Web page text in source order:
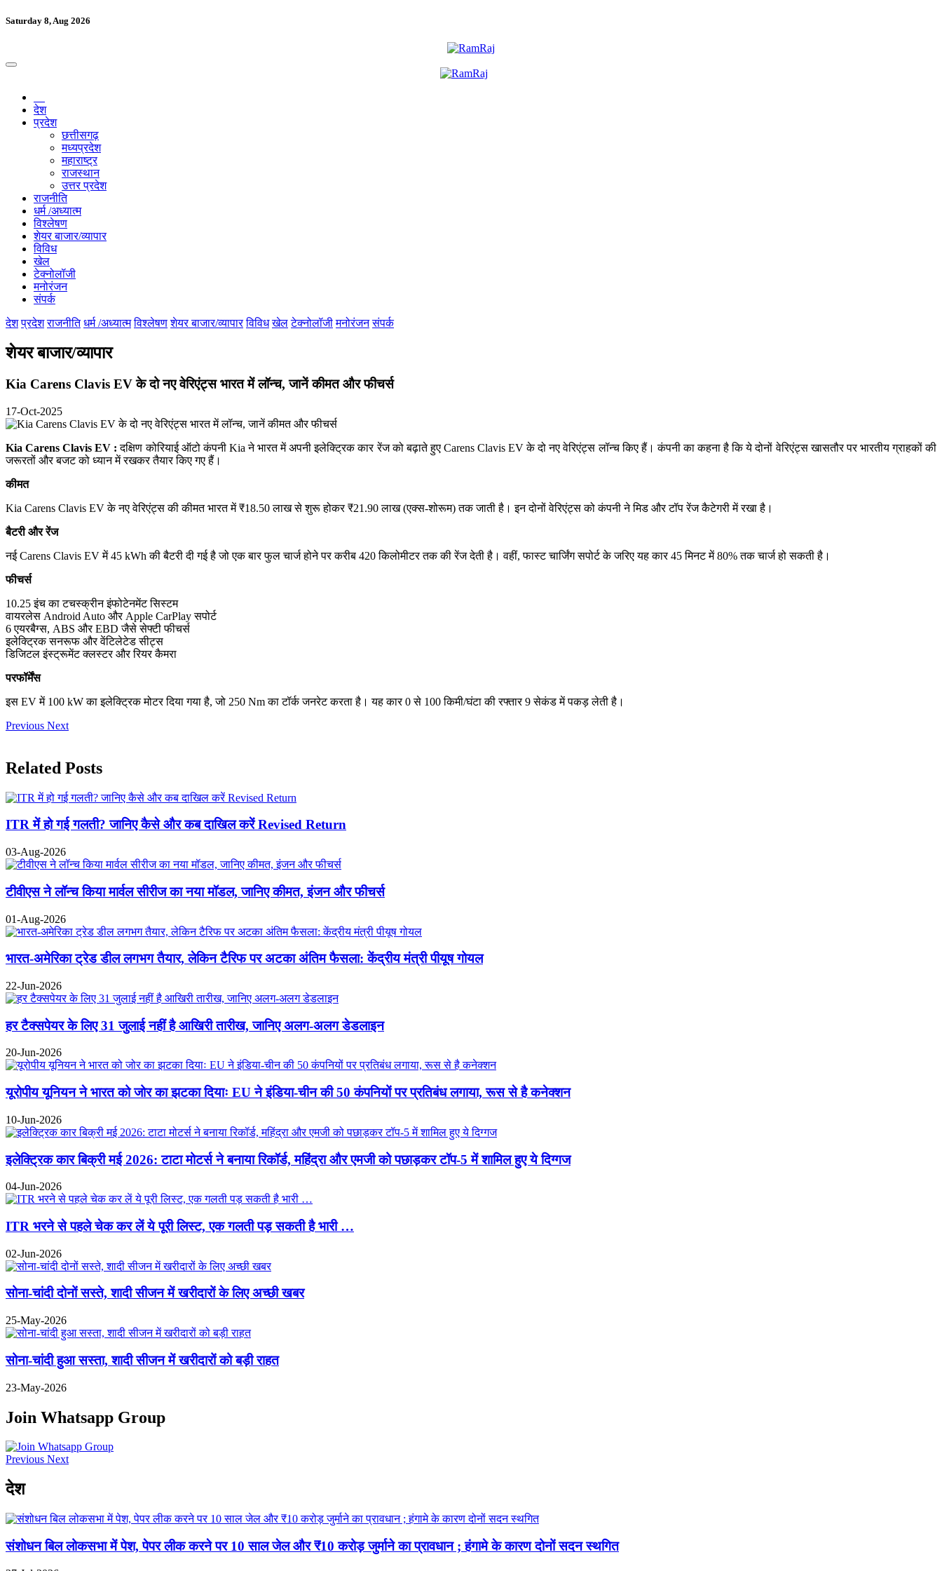
Saturday 8, Aug 2026
देश
प्रदेश
छत्तीसगढ़
मध्यप्रदेश
महाराष्ट्र
राजस्थान
उत्तर प्रदेश
राजनीति
धर्म /अध्यात्म
विश्लेषण
शेयर बाजार/व्यापार
विविध
खेल
टेक्नोलॉजी
मनोरंजन
संपर्क
देश प्रदेश राजनीति धर्म /अध्यात्म विश्लेषण शेयर बाजार/व्यापार विविध खेल टेक्नोलॉजी मनोरंजन संपर्क
शेयर बाजार/व्यापार
Kia Carens Clavis EV के दो नए वेरिएंट्स भारत में लॉन्च, जानें कीमत और फीचर्स
17-Oct-2025
Kia Carens Clavis EV : दक्षिण कोरियाई ऑटो कंपनी Kia ने भारत में अपनी इलेक्ट्रिक कार रेंज को बढ़ाते हुए Carens Clavis EV के दो नए वेरिएंट्स लॉन्च किए हैं। कंपनी का कहना है कि ये दोनों वेरिएंट्स खासतौर पर भारतीय ग्राहकों की
जरूरतों और बजट को ध्यान में रखकर तैयार किए गए हैं।
कीमत
Kia Carens Clavis EV के नए वेरिएंट्स की कीमत भारत में ₹18.50 लाख से शुरू होकर ₹21.90 लाख (एक्स-शोरूम) तक जाती है। इन दोनों वेरिएंट्स को कंपनी ने मिड और टॉप रेंज कैटेगरी में रखा है।
बैटरी और रेंज
नई Carens Clavis EV में 45 kWh की बैटरी दी गई है जो एक बार फुल चार्ज होने पर करीब 420 किलोमीटर तक की रेंज देती है। वहीं, फास्ट चार्जिंग सपोर्ट के जरिए यह कार 45 मिनट में 80% तक चार्ज हो सकती है।
फीचर्स
10.25 इंच का टचस्क्रीन इंफोटेनमेंट सिस्टम
वायरलेस Android Auto और Apple CarPlay सपोर्ट
6 एयरबैग्स, ABS और EBD जैसे सेफ्टी फीचर्स
इलेक्ट्रिक सनरूफ और वेंटिलेटेड सीट्स
डिजिटल इंस्ट्रूमेंट क्लस्टर और रियर कैमरा
परफॉर्मेंस
इस EV में 100 kW का इलेक्ट्रिक मोटर दिया गया है, जो 250 Nm का टॉर्क जनरेट करता है। यह कार 0 से 100 किमी/घंटा की रफ्तार 9 सेकंड में पकड़ लेती है।
Previous Next
Related Posts
ITR में हो गई गलती? जानिए कैसे और कब दाखिल करें Revised Return
03-Aug-2026
टीवीएस ने लॉन्च किया मार्वल सीरीज का नया मॉडल, जानिए कीमत, इंजन और फीचर्स
01-Aug-2026
भारत-अमेरिका ट्रेड डील लगभग तैयार, लेकिन टैरिफ पर अटका अंतिम फैसला: केंद्रीय मंत्री पीयूष गोयल
22-Jun-2026
हर टैक्सपेयर के लिए 31 जुलाई नहीं है आखिरी तारीख, जानिए अलग-अलग डेडलाइन
20-Jun-2026
यूरोपीय यूनियन ने भारत को जोर का झटका दियाः EU ने इंडिया-चीन की 50 कंपनियों पर प्रतिबंध लगाया, रूस से है कनेक्शन
10-Jun-2026
इलेक्ट्रिक कार बिक्री मई 2026: टाटा मोटर्स ने बनाया रिकॉर्ड, महिंद्रा और एमजी को पछाड़कर टॉप-5 में शामिल हुए ये दिग्गज
04-Jun-2026
ITR भरने से पहले चेक कर लें ये पूरी लिस्ट, एक गलती पड़ सकती है भारी …
02-Jun-2026
सोना-चांदी दोनों सस्ते, शादी सीजन में खरीदारों के लिए अच्छी खबर
25-May-2026
सोना-चांदी हुआ सस्ता, शादी सीजन में खरीदारों को बड़ी राहत
23-May-2026
Join Whatsapp Group
Previous Next
देश
संशोधन बिल लोकसभा में पेश, पेपर लीक करने पर 10 साल जेल और ₹10 करोड़ जुर्माने का प्रावधान ; हंगामे के कारण दोनों सदन स्थगित